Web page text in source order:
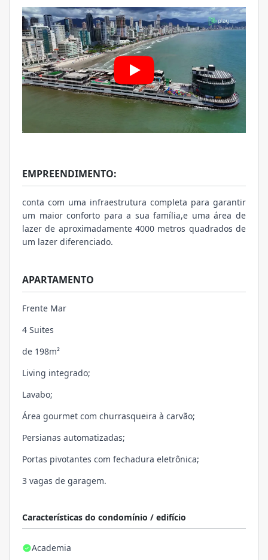
Características do condomínio / edifício
Academia
EMPREENDIMENTO:
conta com uma infraestrutura completa para garantir
um maior conforto para a sua família,e uma área de
lazer de aproximadamente 4000 metros quadrados de
um lazer diferenciado.
APARTAMENTO
Frente Mar
4 Suites
de 198m²
Living integrado;
Lavabo;
Área gourmet com churrasqueira à carvão;
Persianas automatizadas;
Portas pivotantes com fechadura eletrônica;
3 vagas de garagem.